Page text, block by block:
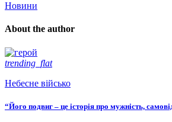
Новини
About the author
trending_flat
Небесне військо
“Його подвиг – це історія про мужність,